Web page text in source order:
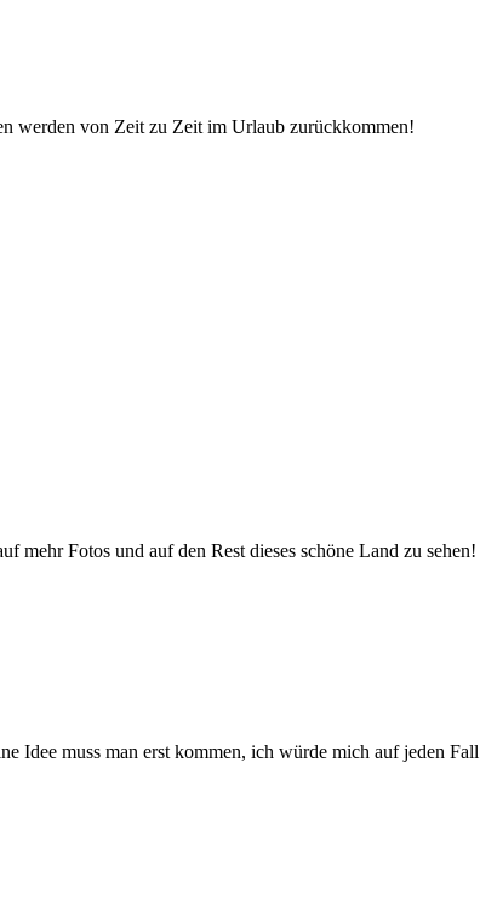
werden von Zeit zu Zeit im Urlaub zurückkommen!
mehr Fotos und auf den Rest dieses schöne Land zu sehen!
Idee muss man erst kommen, ich würde mich auf jeden